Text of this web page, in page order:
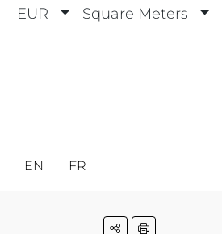
EUR Square Meters
EN FR